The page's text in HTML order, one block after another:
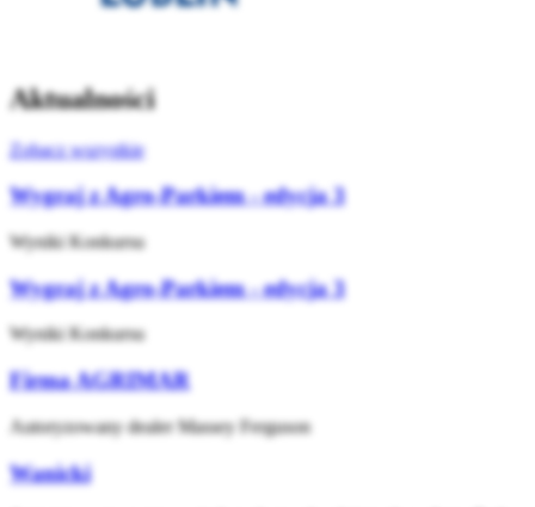
Aktualności
Zobacz wszystkie
Wygraj z Agro-Parkiem - edycja 3
Wyniki Konkursu
Wygraj z Agro-Parkiem - edycja 3
Wyniki Konkursu
Firma AGRIMAR
Autoryzowany dealer Massey Ferguson
Wanicki